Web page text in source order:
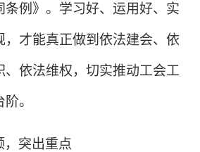
条例》。学习好、运用好、实
，才能真正做到依法建会、依
、依法维权，切实推动工会工
。
，突出重点